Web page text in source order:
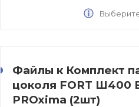
Файлы к Комплект
цоколя FORT Ш400
PROxima (2шт)